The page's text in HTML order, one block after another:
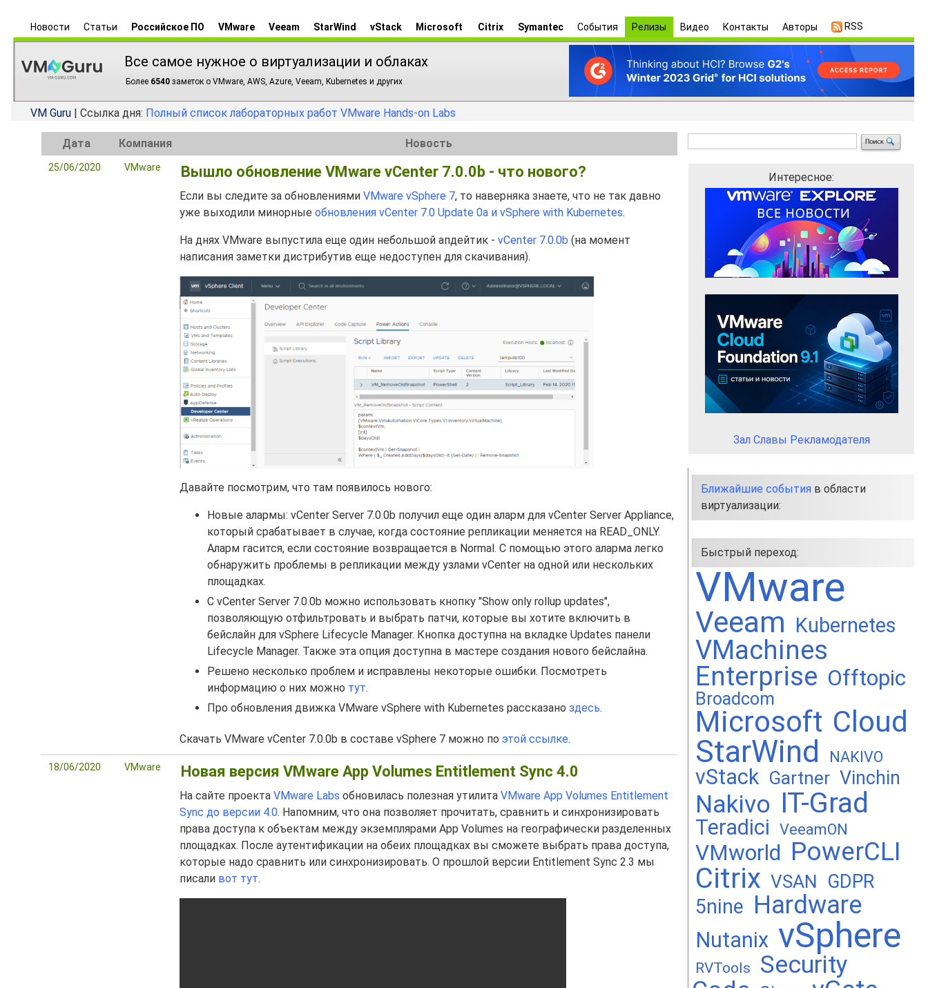
Новости Статьи Российское ПО VMware Veeam StarWind vStack Microsoft Citrix Symantec События Релизы Видео Контакты Авторы RSS
Все самое нужное о виртуализации и облаках
Более 6540 заметок о VMware, AWS, Azure, Veeam, Kubernetes и других
VM Guru | Ссылка дня: Полный список лабораторных работ VMware Hands-on Labs
Дата Компания Новость
25/06/2020 VMware Вышло обновление VMware vCenter 7.0.0b - что нового?
Если вы следите за обновлениями VMware vSphere 7, то наверняка знаете, что не так давно
уже выходили минорные обновления vCenter 7.0 Update 0a и vSphere with Kubernetes.
На днях VMware выпустила еще один небольшой апдейтик - vCenter 7.0.0b (на момент
написания заметки дистрибутив еще недоступен для скачивания).
Давайте посмотрим, что там появилось нового:
Новые алармы: vCenter Server 7.0.0b получил еще один аларм для vCenter Server Appliance,
который срабатывает в случае, когда состояние репликации меняется на READ_ONLY.
Аларм гасится, если состояние возвращается в Normal. С помощью этого аларма легко
обнаружить проблемы в репликации между узлами vCenter на одной или нескольких
площадках.
C vCenter Server 7.0.0b можно использовать кнопку "Show only rollup updates",
позволяющую отфильтровать и выбрать патчи, которые вы хотите включить в
бейслайн для vSphere Lifecycle Manager. Кнопка доступна на вкладке Updates панели
Lifecycle Manager. Также эта опция доступна в мастере создания нового бейслайна.
Решено несколько проблем и исправлены некоторые ошибки. Посмотреть
информацию о них можно тут.
Про обновления движка VMware vSphere with Kubernetes рассказано здесь.
Скачать VMware vCenter 7.0.0b в составе vSphere 7 можно по этой ссылке.
18/06/2020 VMware Новая версия VMware App Volumes Entitlement Sync 4.0
На сайте проекта VMware Labs обновилась полезная утилита VMware App Volumes Entitlement
Sync до версии 4.0. Напомним, что она позволяет прочитать, сравнить и синхронизировать
права доступа к объектам между экземплярами App Volumes на географически разделенных
площадках. После аутентификации на обеих площадках вы сможете выбрать права доступа,
которые надо сравнить или синхронизировать. О прошлой версии Entitlement Sync 2.3 мы
писали вот тут.
Интересное:
Зал Славы Рекламодателя
Ближайшие события в области
виртуализации:
Быстрый переход:
VMware
Veeam Kubernetes
VMachines
Enterprise Offtopic
Broadcom
Microsoft Cloud
StarWind NAKIVO
vStack Gartner Vinchin
Nakivo IT-Grad
Teradici VeeamON
VMworld PowerCLI
Citrix VSAN GDPR
5nine Hardware
Nutanix vSphere
RVTools
Security